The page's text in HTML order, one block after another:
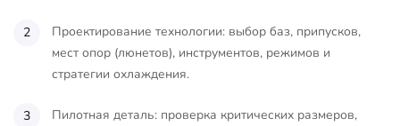
Проектирование технологии: выбор баз, припусков,
мест опор (люнетов), инструментов, режимов и
стратегии охлаждения.
Пилотная деталь: проверка критических размеров,